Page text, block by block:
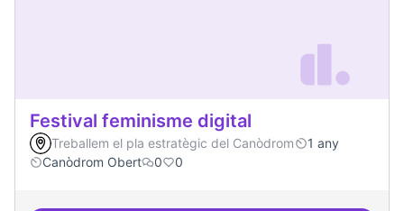
Festival feminisme digital
Treballem el pla estratègic del Canòdrom
1 any
Canòdrom Obert
0 0